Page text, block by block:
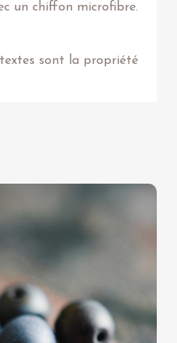
un chiffon microfibre.
sont la propriété